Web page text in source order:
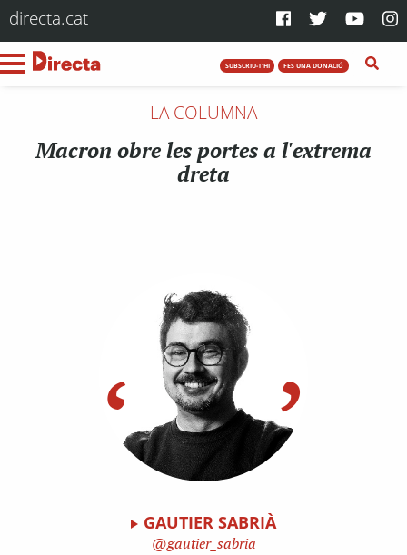
directa.cat
SUBSCRIU-T'HI FES UNA DONACIÓ
LA COLUMNA
Macron obre les portes a l'extrema
dreta
GAUTIER SABRIÀ
gautier_sabria